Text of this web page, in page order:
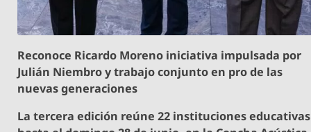
Reconoce Ricardo Moreno iniciativa impulsada por
Julián Niembro y trabajo conjunto en pro de las
nuevas generaciones
La tercera edición reúne 22 instituciones educativas